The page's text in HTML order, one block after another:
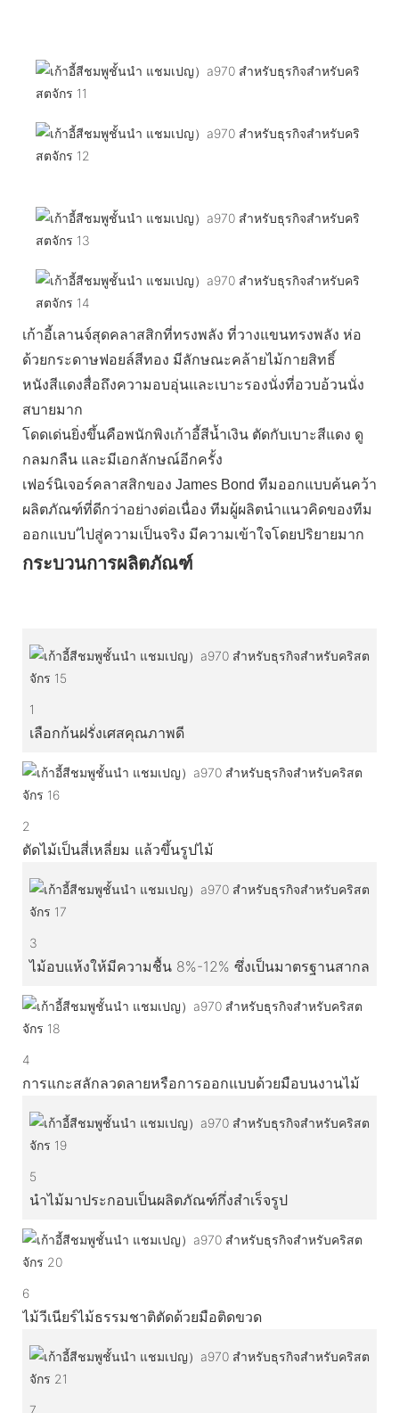
เก้าอี้เลานจ์สุดคลาสสิกที่ทรงพลัง ที่วางแขนทรงพลัง ห่อ
ด้วยกระดาษฟอยล์สีทอง มีลักษณะคล้ายไม้กายสิทธิ์
หนังสีแดงสื่อถึงความอบอุ่นและเบาะรองนั่งที่อวบอ้วนนั่ง
สบายมาก
โดดเด่นยิ่งขึ้นคือพนักพิงเก้าอี้สีน้ำเงิน ตัดกับเบาะสีแดง ดู
กลมกลืน และมีเอกลักษณ์อีกครั้ง
เฟอร์นิเจอร์คลาสสิกของ James Bond ทีมออกแบบค้นคว้า
ผลิตภัณฑ์ที่ดีกว่าอย่างต่อเนื่อง ทีมผู้ผลิตนำแนวคิดของทีม
ออกแบบ'ไปสู่ความเป็นจริง มีความเข้าใจโดยปริยายมาก
กระบวนการผลิตภัณฑ์
1
เลือกก้นฝรั่งเศสคุณภาพดี
2
ตัดไม้เป็นสี่เหลี่ยม แล้วขึ้นรูปไม้
3
ไม้อบแห้งให้มีความชื้น 8%-12% ซึ่งเป็นมาตรฐานสากล
4
การแกะสลักลวดลายหรือการออกแบบด้วยมือบนงานไม้
5
นำไม้มาประกอบเป็นผลิตภัณฑ์กึ่งสำเร็จรูป
6
ไม้วีเนียร์ไม้ธรรมชาติตัดด้วยมือติดขวด
7